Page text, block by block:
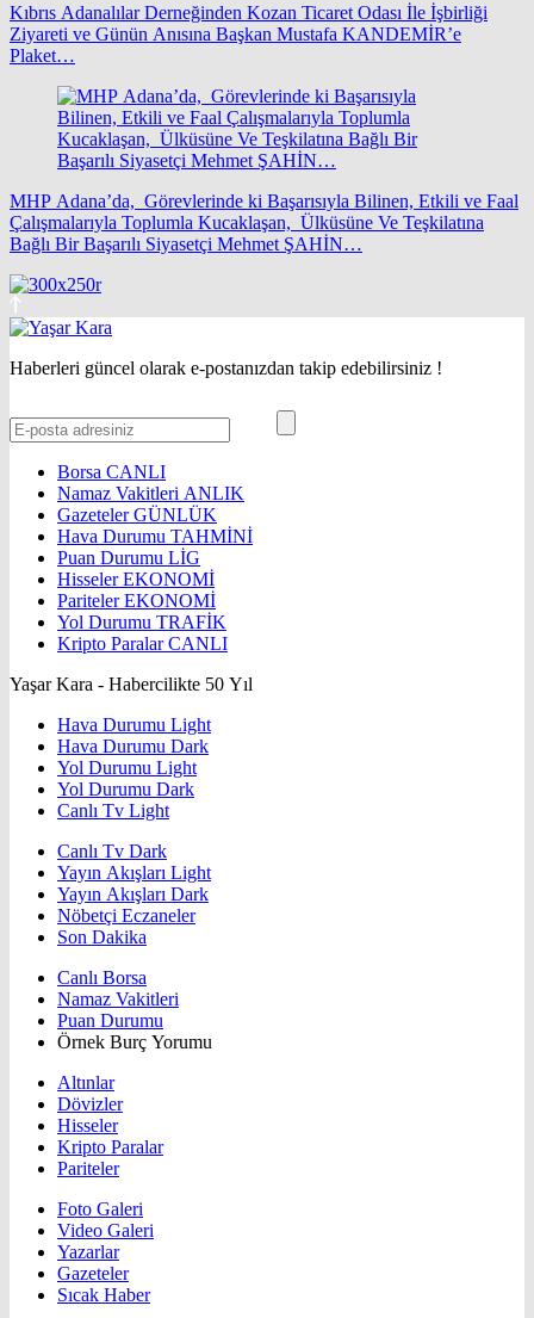
Kıbrıs Adanalılar Derneğinden Kozan Ticaret Odası İle İşbirliği
Ziyareti ve Günün Anısına Başkan Mustafa KANDEMİR’e
Plaket…
MHP Adana’da, Görevlerinde ki Başarısıyla Bilinen, Etkili ve Faal
Çalışmalarıyla Toplumla Kucaklaşan, Ülküsüne Ve Teşkilatına
Bağlı Bir Başarılı Siyasetçi Mehmet ŞAHİN…
Haberleri güncel olarak e-postanızdan takip edebilirsiniz !
Borsa CANLI
Namaz Vakitleri ANLIK
GazetelerGÜNLÜK
Hava Durumu TAHMİNİ
Puan Durumu LİG
HisselerEKONOMİ
ParitelerEKONOMİ
Yol Durumu TRAFİK
Kripto ParalarCANLI
Yaşar Kara - Habercilikte 50 Yıl
Hava Durumu Light
Hava Durumu Dark
Yol Durumu Light
Yol Durumu Dark
Canlı Tv Light
Canlı Tv Dark
Yayın Akışları Light
Yayın Akışları Dark
Nöbetçi Eczaneler
Son Dakika
Canlı Borsa
Namaz Vakitleri
Puan Durumu
Örnek Burç Yorumu
Altınlar
Dövizler
Hisseler
Kripto Paralar
Pariteler
Foto Galeri
Video Galeri
Yazarlar
Gazeteler
Sıcak Haber